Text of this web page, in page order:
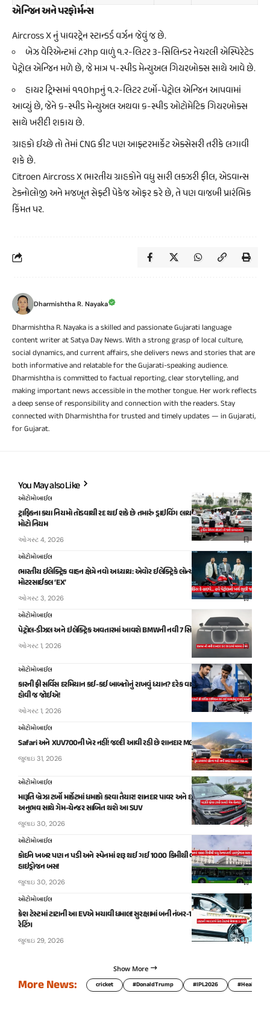
એન્જિન અને પરફોર્મન્સ
Aircross X નું પાવરટ્રેન સ્ટાન્ડર્ડ વર્ઝન જેવું જ છે.
બેઝ વેરિએન્ટમાં ૮૨hp વાળું ૧.૨-લિટર ૩-સિલિન્ડર નેચરલી એસ્પિરેટેડ
પેટ્રોલ એન્જિન મળે છે, જે માત્ર ૫-સ્પીડ મેન્યુઅલ ગિયરબોક્સ સાથે આવે છે.
હાયર ટ્રિમ્સમાં ૧૧૦hpનું ૧.૨-લિટર ટર્બો-પેટ્રોલ એન્જિન આપવામાં
આવ્યું છે, જેને ૬-સ્પીડ મેન્યુઅલ અથવા ૬-સ્પીડ ઓટોમેટિક ગિયરબોક્સ
સાથે ખરીદી શકાય છે.
ગ્રાહકો ઈચ્છે તો તેમાં CNG કીટ પણ આફ્ટરમાર્કેટ એક્સેસરી તરીકે લગાવી
શકે છે.
Citroen Aircross X ભારતીય ગ્રાહકોને વધુ સારી લક્ઝરી ફીલ, એડવાન્સ
ટેક્નોલોજી અને મજબૂત સેફ્ટી પેકેજ ઓફર કરે છે, તે પણ વાજબી પ્રારંભિક
કિંમત પર.
Dharmishtha R. Nayaka
Dharmishtha R. Nayaka is a skilled and passionate Gujarati language
content writer at Satya Day News. With a strong grasp of local culture,
social dynamics, and current affairs, she delivers news and stories that are
both informative and relatable for the Gujarati-speaking audience.
Dharmishtha is committed to factual reporting, clear storytelling, and
making important news accessible in the mother tongue. Her work reflects
a deep sense of responsibility and connection with the readers. Stay
connected with Dharmishtha for trusted and timely updates — in Gujarati,
for Gujarat.
You May also Like
ઓટોમોબાઈલ
ટ્રાફિકના કયા નિયમો તોડવાથી રદ થઈ શકે છે તમારું ડ્રાઇવિંગ લાયસન્સ? જાણી લો આ
મોટો નિયમ
ઓગસ્ટ 4, 2026
ઓટોમોબાઈલ
ભારતીય ઈલેક્ટ્રિક વાહન ક્ષેત્રે નવો અધ્યાય: એવોર ઈલેક્ટ્રિકે લોન્ચ કરી પોતાની પ્રથમ
મોટરસાઈકલ ‘EX’
ઓગસ્ટ 3, 2026
ઓટોમોબાઈલ
પેટ્રોલ-ડીઝલ અને ઇલેક્ટ્રિક અવતારમાં આવશે BMWની નવી 7 સિરીઝ, જાણો ખાસિયતો
ઓગસ્ટ 1, 2026
ઓટોમોબાઈલ
કારની ફ્રી સર્વિસ દરમિયાન કઈ-કઈ બાબતોનું રાખવું ધ્યાન? દરેક વાહનચાલકે આ ખબર
હોવી જ જોઈએ!
ઓગસ્ટ 1, 2026
ઓટોમોબાઈલ
Safari અને XUV700ની ખેર નહીં! જલ્દી આવી રહી છે શાનદાર MG Hector Hawk
જુલાઇ 31, 2026
ઓટોમોબાઈલ
મારૂતિ બ્રેઝા ટર્બો માર્કેટમાં ધમાકો કરવા તૈયાર! શાનદાર પાવર અને દમદાર ડ્રાઇવિંગ
અનુભવ સાથે ગેમ-ચેન્જર સાબિત થશે આ SUV
જુલાઇ 30, 2026
ઓટોમોબાઈલ
કોઈને ખબર પણ ન પડી અને સ્પેનમાં શરૂ થઈ ગઈ 1000 કિમીથી વધુ રેન્જવાળી
હાઇડ્રોજન બસ!
જુલાઇ 30, 2026
ઓટોમોબાઈલ
ક્રેશ ટેસ્ટમાં ટાટાની આ EVએ મચાવી ધમાલ! સુરક્ષામાં બની નંબર-1, મળઈ ફાઇવ સ્ટાર
રેટિંગ
જુલાઇ 29, 2026
Show More
More News: cricket #DonaldTrump #IPL2026